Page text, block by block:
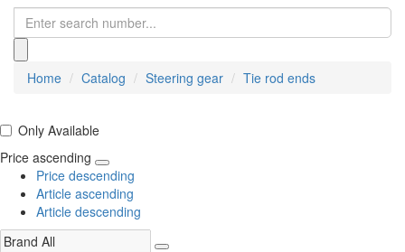
Home Catalog Steering gear Tie rod ends
Only Available
Price ascending
Price descending
Article ascending
Article descending